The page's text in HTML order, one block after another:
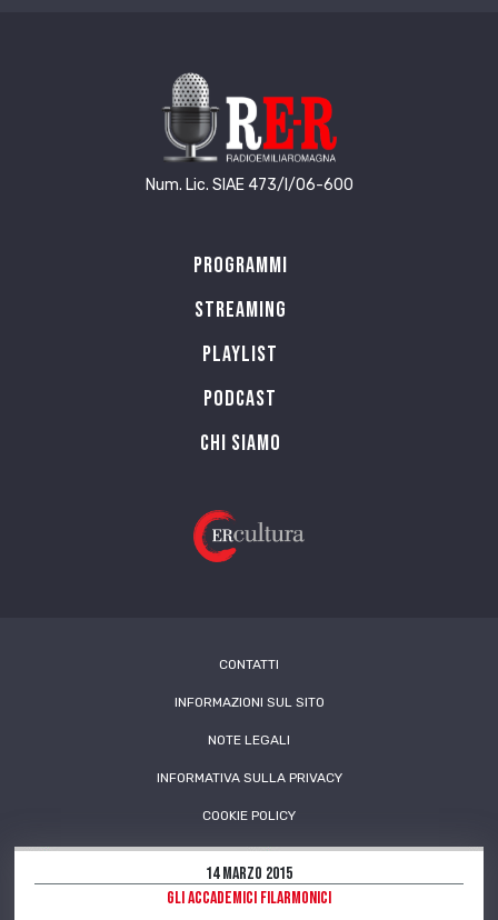
14 Marzo 2015
Gli Accademici filarmonici
Num. Lic. SIAE 473/I/06-600
Programmi
Streaming
Playlist
PODCAST
Chi siamo
CONTATTI
INFORMAZIONI SUL SITO
NOTE LEGALI
INFORMATIVA SULLA PRIVACY
COOKIE POLICY